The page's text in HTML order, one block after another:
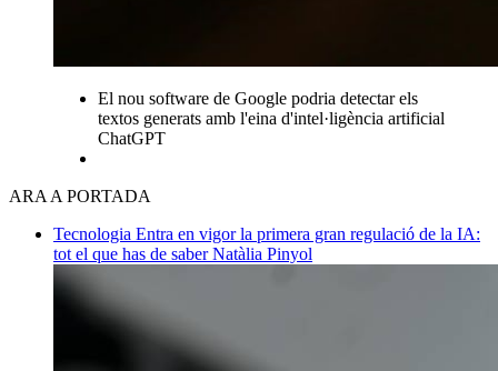
El nou software de Google podria detectar els
textos generats amb l'eina d'intel·ligència artificial
ChatGPT
ARA A PORTADA
Tecnologia Entra en vigor la primera gran regulació de la IA:
tot el que has de saberNatàlia Pinyol